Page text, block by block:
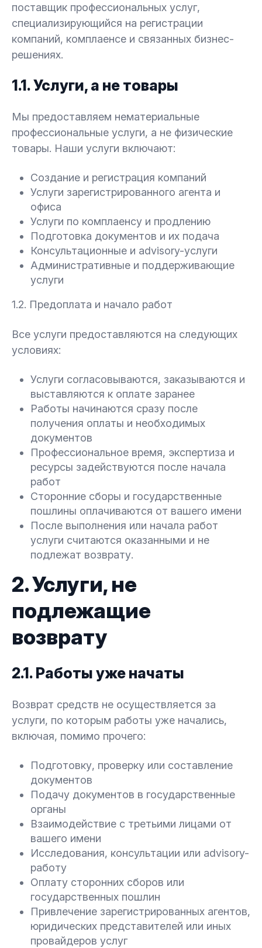
поставщик профессиональных услуг,
специализирующийся на регистрации
компаний, комплаенсе и связанных бизнес-
решениях.
1.1. Услуги, а не товары
Мы предоставляем нематериальные
профессиональные услуги, а не физические
товары. Наши услуги включают:
Создание и регистрация компаний
Услуги зарегистрированного агента и
офиса
Услуги по комплаенсу и продлению
Подготовка документов и их подача
Консультационные и advisory-услуги
Административные и поддерживающие
услуги
1.2. Предоплата и начало работ
Все услуги предоставляются на следующих
условиях:
Услуги согласовываются, заказываются и
выставляются к оплате заранее
Работы начинаются сразу после
получения оплаты и необходимых
документов
Профессиональное время, экспертиза и
ресурсы задействуются после начала
работ
Сторонние сборы и государственные
пошлины оплачиваются от вашего имени
После выполнения или начала работ
услуги считаются оказанными и не
подлежат возврату.
2. Услуги, не
подлежащие
возврату
2.1. Работы уже начаты
Возврат средств не осуществляется за
услуги, по которым работы уже начались,
включая, помимо прочего:
Подготовку, проверку или составление
документов
Подачу документов в государственные
органы
Взаимодействие с третьими лицами от
вашего имени
Исследования, консультации или advisory-
работу
Оплату сторонних сборов или
государственных пошлин
Привлечение зарегистрированных агентов,
юридических представителей или иных
провайдеров услуг